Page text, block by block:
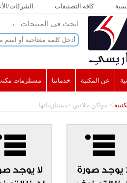
كافة التصنيفات الشركات/
ابحث في المنتجات ←
عن المكتبة خدماتنا مستلزمات
> مواكن جلاتين +مستلزماتها